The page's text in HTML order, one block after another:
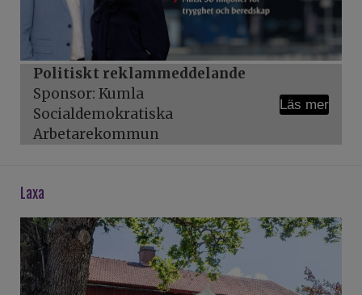
Politiskt reklammeddelande
Sponsor: Kumla
Socialdemokratiska
Arbetarekommun
Läs mer
laxa